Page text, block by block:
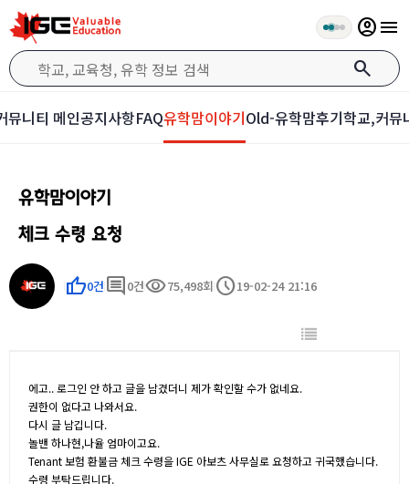
search
account_circlemenu
뮤니티 메인공지사항FAQ유학맘이야기Old-유학맘후기학교,커뮤
유학맘이야기
체크 수령 요청
thumb_up0건 comment 0건visibility75,498회 schedule19-02-24 21:16
에고.. 로그인 안 하고 글을 남겼더니 제가 확인할 수가 없네요.
권한이 없다고 나와서요.
다시 글 남깁니다.
놀밴 하나현,나율 엄마이고요.
Tenant 보험 환불금 체크 수령을 IGE 아보츠 사무실로 요청하고 귀국했습니다.
수령 부탁드립니다.